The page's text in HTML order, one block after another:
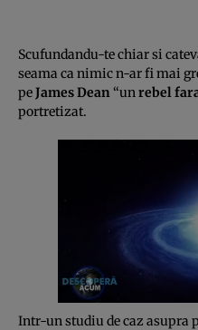
Scufundandu-te chiar si
seama ca nimic n-ar fi mai
peJames Dean “unrebel
portretizat.
Intr-un studiu de caz asupra